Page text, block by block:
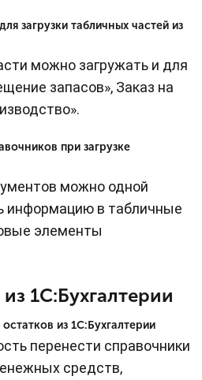
загрузки табличных частей из
можно загружать и для
запасов», Заказ на
при загрузке
можно одной
информацию в табличные
элементы
1С:Бухгалтерии
из 1С:Бухгалтерии
перенести справочники
средств,